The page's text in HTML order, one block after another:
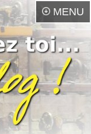
MENU